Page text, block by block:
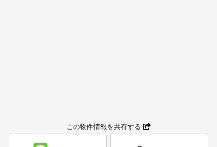
この物件情報を共有する